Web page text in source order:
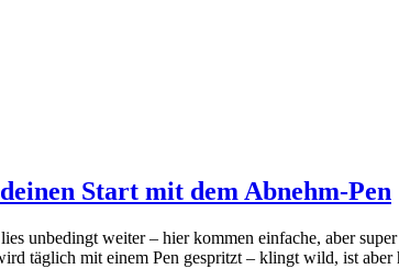
Start mit dem Abnehm-Pen
unbedingt weiter – hier kommen einfache, aber
täglich mit einem Pen gespritzt – klingt wild, ist